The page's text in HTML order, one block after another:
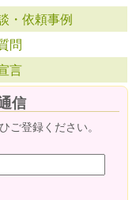
・依頼事例
問
言
信
ご登録ください。